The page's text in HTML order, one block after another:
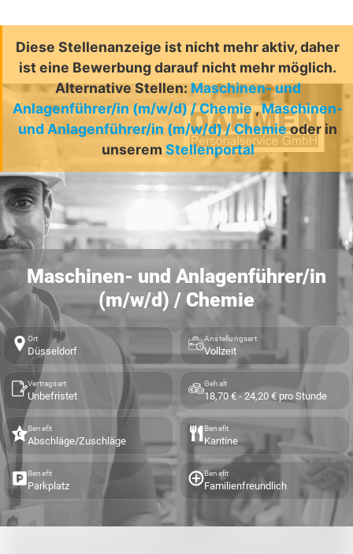
Diese Stellenanzeige ist nicht mehr aktiv, daher
ist eine Bewerbung darauf nicht mehr möglich.
Alternative Stellen:Maschinen- und
Anlagenführer/in (m/w/d) / Chemie,Maschinen-
und Anlagenführer/in (m/w/d) / Chemieoder in
unserem Stellenportal
Maschinen- und Anlagenführer/in
(m/w/d) / Chemie
Ort
Düsseldorf
Anstellungsart
Vollzeit
Vertragsart
Unbefristet
Gehalt
18,70 € - 24,20 € pro Stunde
Benefit
Abschläge/Zuschläge
Benefit
Kantine
Benefit
Parkplatz
Benefit
Familienfreundlich